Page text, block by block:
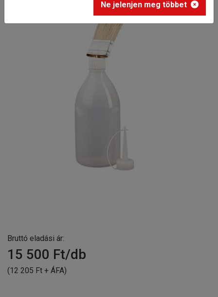
Bruttó eladási ár:
15 500 Ft/db
(12 205 Ft + ÁFA)
Ne jelenjen meg többet